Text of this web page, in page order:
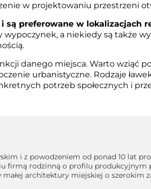
w projektowaniu przestrzeni
preferowane w lokalizacjach
wypoczynek, a niekiedy są także
danego miejsca. Warto wziąć
urbanistyczne. Rodzaje
potrzeb społecznych i
i z powodzeniem od ponad 10 lat
firmą rodzinną o profilu produkcyjnym
architektury miejskiej o szerokim